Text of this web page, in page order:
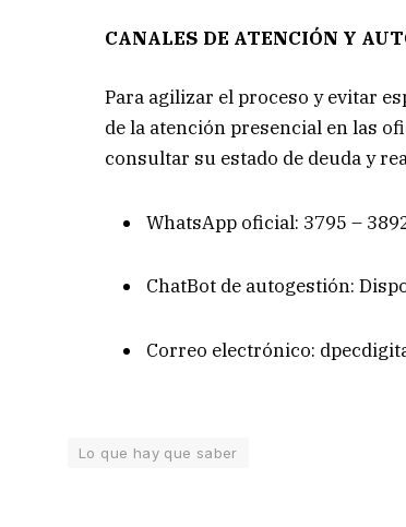
CANALES DE ATENCIÓN Y
Para agilizar el proceso y evitar
de la atención presencial en las
consultar su estado de deuda y
WhatsApp oficial: 3795 –
ChatBot de autogestión:
Correo electrónico:
Lo que hay que saber